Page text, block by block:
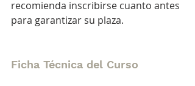
recomienda inscribirse cuanto antes
para garantizar su plaza.
Ficha Técnica del Curso